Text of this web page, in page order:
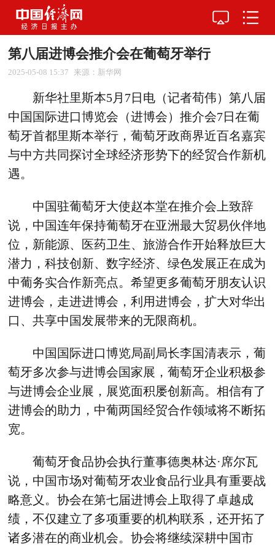
第八届进博会推介会在葡萄牙举行
2025-05-08 15:37 来源：新华网
新华社里斯本5月7日电（记者荀伟）第八届
中国国际进口博览会（进博会）推介会7日在葡
萄牙首都里斯本举行，葡萄牙政商界近百名嘉宾
与中方共同探讨全球经济形势下的经贸合作新机
遇。
中国驻葡萄牙大使赵本堂在推介会上致辞
说，中国连年保持葡萄牙在亚洲最大贸易伙伴地
位，新能源、医药卫生、旅游合作开始释放巨大
潜力，科技创新、数字经济、绿色发展正在成为
中葡务实合作新亮点。希望更多葡萄牙朋友认识
进博会，走进进博会，利用进博会，扩大对华出
口、共享中国发展带来的无限商机。
中国国际进口博览局副局长李国清表示，葡
萄牙多次参与进博会国家展，葡萄牙企业积极参
与进博会企业展，展览面积屡创新高。相信有了
进博会的助力，中葡两国经贸合作领域将不断拓
宽。
葡萄牙食品协会执行董事德奥林达·席尔瓦
说，中国市场对葡萄牙农业食品行业具有重要战
略意义。协会在第七届进博会上取得了卓越成
绩，不仅建立了多项重要的机构联系，还开拓了
诸多潜在的商业机会。协会将继续深耕中国市